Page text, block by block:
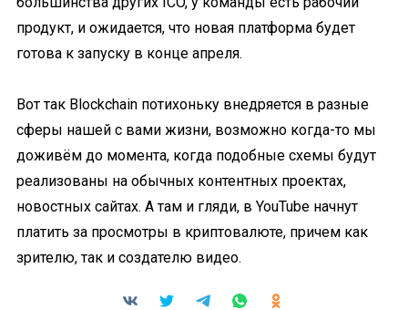
продукт, и ожидается, что новая платформа будет
готова к запуску в конце апреля.
Вот так Blockchain потихоньку внедряется в разные
сферы нашей с вами жизни, возможно когда-то мы
доживём до момента, когда подобные схемы будут
реализованы на обычных контентных проектах,
новостных сайтах. А там и гляди, в YouTube начнут
платить за просмотры в криптовалюте, причем как
зрителю, так и создателю видео.